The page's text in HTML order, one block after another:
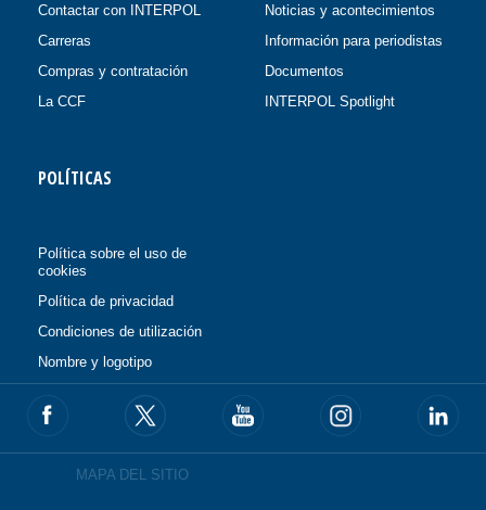
Contactar con INTERPOL
Carreras
Compras y contratación
La CCF
Noticias y acontecimientos
Información para periodistas
Documentos
INTERPOL Spotlight
POLÍTICAS
Política sobre el uso de
cookies
Política de privacidad
Condiciones de utilización
Nombre y logotipo
MAPA DEL SITIO